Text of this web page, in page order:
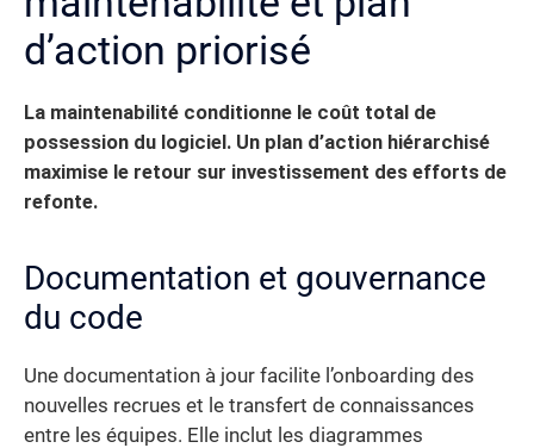
d’action priorisé
La maintenabilité conditionne le coût total de
possession du logiciel. Un plan d’action hiérarchisé
maximise le retour sur investissement des efforts de
refonte.
Documentation et gouvernance
du code
Une documentation à jour facilite l’onboarding des
nouvelles recrues et le transfert de connaissances
entre les équipes. Elle inclut les diagrammes